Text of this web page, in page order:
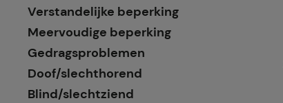
Verstandelijke beperking
Meervoudige beperking
Gedragsproblemen
Doof/slechthorend
Blind/slechtziend